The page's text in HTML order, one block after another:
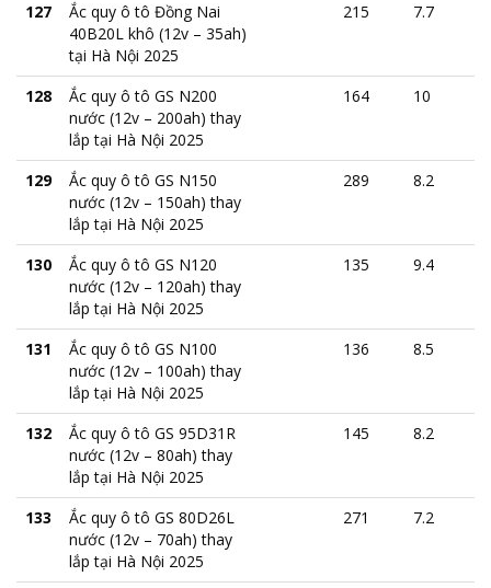
127
Ắc quy ô tô Đồng Nai
40B20L khô (12v – 35ah)
tại Hà Nội 2025
215 7.7
128
Ắc quy ô tô GS N200
nước (12v – 200ah) thay
lắp tại Hà Nội 2025
164 10
129
Ắc quy ô tô GS N150
nước (12v – 150ah) thay
lắp tại Hà Nội 2025
289 8.2
130
Ắc quy ô tô GS N120
nước (12v – 120ah) thay
lắp tại Hà Nội 2025
135 9.4
131
Ắc quy ô tô GS N100
nước (12v – 100ah) thay
lắp tại Hà Nội 2025
136 8.5
132
Ắc quy ô tô GS 95D31R
nước (12v – 80ah) thay
lắp tại Hà Nội 2025
145 8.2
133
Ắc quy ô tô GS 80D26L
nước (12v – 70ah) thay
lắp tại Hà Nội 2025
271 7.2